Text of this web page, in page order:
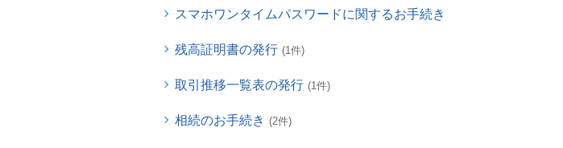
スマホワンタイムパスワードに関するお手続き
残高証明書の発行 (1件)
取引推移一覧表の発行 (1件)
相続のお手続き (2件)